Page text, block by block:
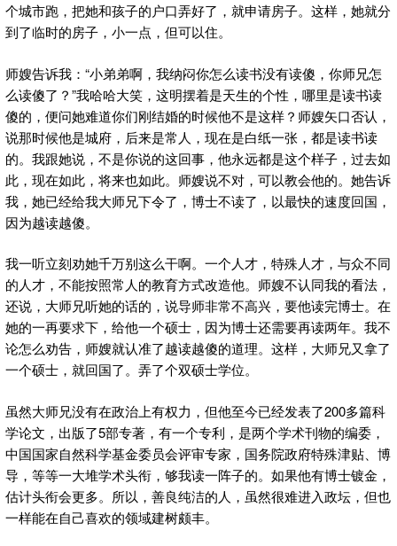
个城市跑，把她和孩子的户口弄好了，就申请房子。这样，她就分
到了临时的房子，小一点，但可以住。
师嫂告诉我：“小弟弟啊，我纳闷你怎么读书没有读傻，你师兄怎
么读傻了？”我哈哈大笑，这明摆着是天生的个性，哪里是读书读
傻的，便问她难道你们刚结婚的时候他不是这样？师嫂矢口否认，
说那时候他是城府，后来是常人，现在是白纸一张，都是读书读
的。我跟她说，不是你说的这回事，他永远都是这个样子，过去如
此，现在如此，将来也如此。师嫂说不对，可以教会他的。她告诉
我，她已经给我大师兄下令了，博士不读了，以最快的速度回国，
因为越读越傻。
我一听立刻劝她千万别这么干啊。一个人才，特殊人才，与众不同
的人才，不能按照常人的教育方式改造他。师嫂不认同我的看法，
还说，大师兄听她的话的，说导师非常不高兴，要他读完博士。在
她的一再要求下，给他一个硕士，因为博士还需要再读两年。我不
论怎么劝告，师嫂就认准了越读越傻的道理。这样，大师兄又拿了
一个硕士，就回国了。弄了个双硕士学位。
虽然大师兄没有在政治上有权力，但他至今已经发表了200多篇科
学论文，出版了5部专著，有一个专利，是两个学术刊物的编委，
中国国家自然科学基金委员会评审专家，国务院政府特殊津贴、博
导，等等一大堆学术头衔，够我读一阵子的。如果他有博士镀金，
估计头衔会更多。所以，善良纯洁的人，虽然很难进入政坛，但也
一样能在自己喜欢的领域建树颇丰。